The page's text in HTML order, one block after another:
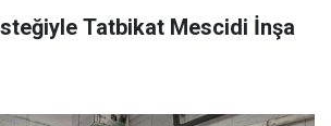
Tatbikat Mescidi İnşa